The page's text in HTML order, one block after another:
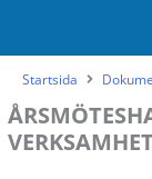
innehåll
Startsida